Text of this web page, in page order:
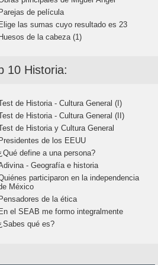
de película
las sumas cuyo resultado es 23
de la cabeza (1)
10 Historia:
de Historia - Cultura General (I)
de Historia - Cultura General (II)
de Historia y Cultura General
de los EEUU
define a una persona?
- Geografía e historia
participaron en la independencia
México
de la ética
el SEAB me formo integralmente
qué es?